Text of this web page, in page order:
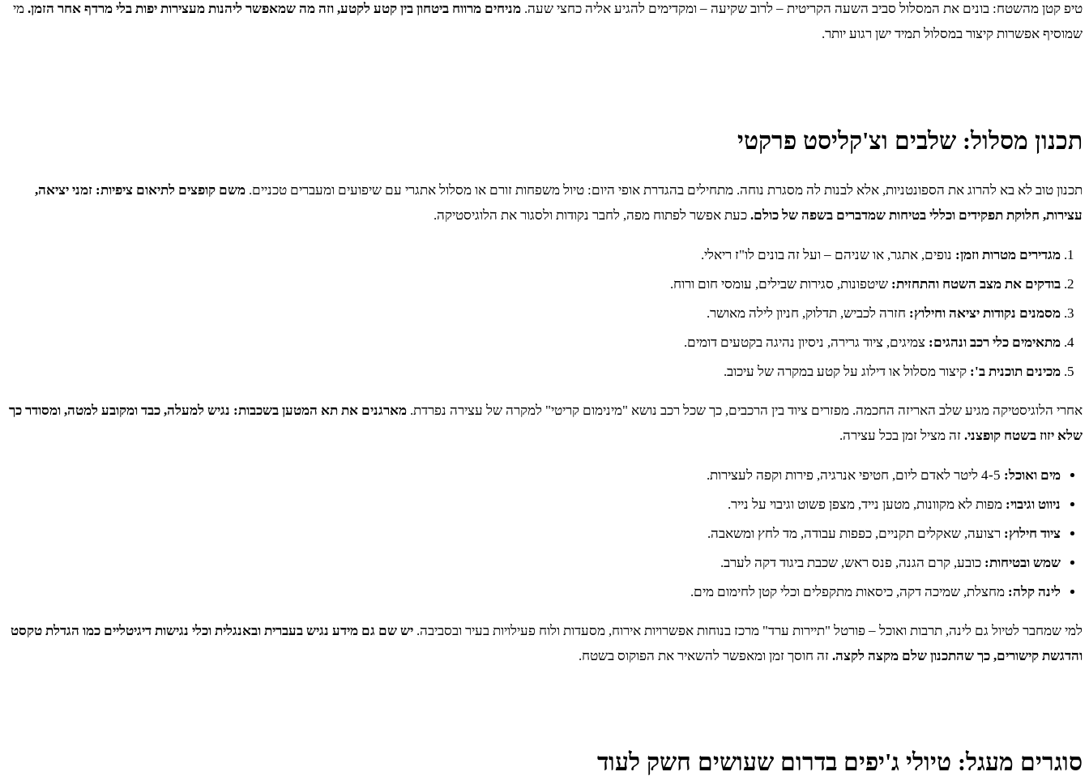
טיפ קטן מהשטח: בונים את המסלול סביב השעה הקריטית – לרוב שקיעה – ומקדימים להגיע אליה כחצי שעה. מניחים מרווח ביטחון בין קטע לקטע, וזה מה שמאפשר ליהנות מעצירות יפות בלי מרדף אחר הזמן. מי
שמוסיף אפשרות קיצור במסלול תמיד ישן רגוע יותר.
תכנון מסלול: שלבים וצ'קליסט פרקטי
תכנון טוב לא בא להרוג את הספונטניות, אלא לבנות לה מסגרת נוחה. מתחילים בהגדרת אופי היום: טיול משפחות זורם או מסלול אתגרי עם שיפועים ומעברים טכניים. משם קופצים לתיאום ציפיות: זמני יציאה,
עצירות, חלוקת תפקידים וכללי בטיחות שמדברים בשפה של כולם. כעת אפשר לפתוח מפה, לחבר נקודות ולסגור את הלוגיסטיקה.
מגדירים מטרות וזמן: נופים, אתגר, או שניהם – ועל זה בונים לו"ז ריאלי.
בודקים את מצב השטח והתחזית: שיטפונות, סגירות שבילים, עומסי חום ורוח.
מסמנים נקודות יציאה וחילוץ: חזרה לכביש, תדלוק, חניון לילה מאושר.
מתאימים כלי רכב ונהגים: צמיגים, ציוד גרירה, ניסיון נהיגה בקטעים דומים.
מכינים תוכנית ב': קיצור מסלול או דילוג על קטע במקרה של עיכוב.
אחרי הלוגיסטיקה מגיע שלב האריזה החכמה. מפזרים ציוד בין הרכבים, כך שכל רכב נושא "מינימום קריטי" למקרה של עצירה נפרדת. מארגנים את תא המטען בשכבות: נגיש למעלה, כבד ומקובע למטה, ומסודר כך
שלא יזוז בשטח קופצני. זה מציל זמן בכל עצירה.
מים ואוכל:
ניווט וגיבוי: מפות לא מקוונות, מטען נייד, מצפן פשוט וגיבוי על נייר.
ציוד חילוץ: רצועה, שאקלים תקניים, כפפות עבודה, מד לחץ ומשאבה.
שמש ובטיחות: כובע, קרם הגנה, פנס ראש, שכבת ביגוד דקה לערב.
לינה קלה: מחצלת, שמיכה דקה, כיסאות מתקפלים וכלי קטן לחימום מים.
למי שמחבר לטיול גם לינה, תרבות ואוכל – פורטל "תיירות ערד" מרכז בנוחות אפשרויות אירוח, מסעדות ולוח פעילויות בעיר ובסביבה. יש שם גם מידע נגיש בעברית ובאנגלית וכלי נגישות דיגיטליים כמו הגדלת טקסט
והדגשת קישורים, כך שהתכנון שלם מקצה לקצה. זה חוסך זמן ומאפשר להשאיר את הפוקוס בשטח.
סוגרים מעגל: טיולי ג'יפים בדרום שעושים חשק לעוד